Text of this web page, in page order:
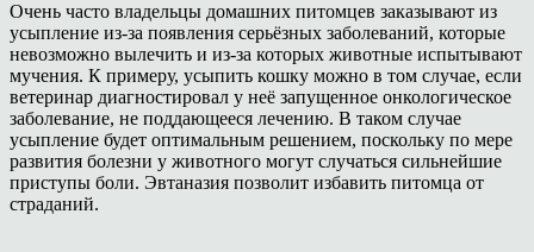
Очень часто владельцы домашних питомцев заказывают из
усыпление из-за появления серьёзных заболеваний, которые
невозможно вылечить и из-за которых животные испытывают
мучения. К примеру, усыпить кошку можно в том случае, если
ветеринар диагностировал у неё запущенное онкологическое
заболевание, не поддающееся лечению. В таком случае
усыпление будет оптимальным решением, поскольку по мере
развития болезни у животного могут случаться сильнейшие
приступы боли. Эвтаназия позволит избавить питомца от
страданий.